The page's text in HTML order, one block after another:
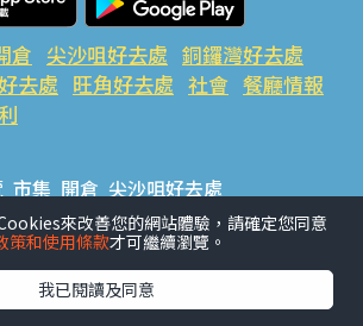
倉 尖沙咀好去處 銅鑼灣好去處
去處 旺角好去處 社會 餐廳情報
市集 開倉 尖沙咀好去處
去處 荃灣好去處 旺角好去處 社會
氣活動推介 #美食社群熱話
來改善您的網站體驗，請確定您同意
策和使用條款才可繼續瀏覽。
我已閱讀及同意